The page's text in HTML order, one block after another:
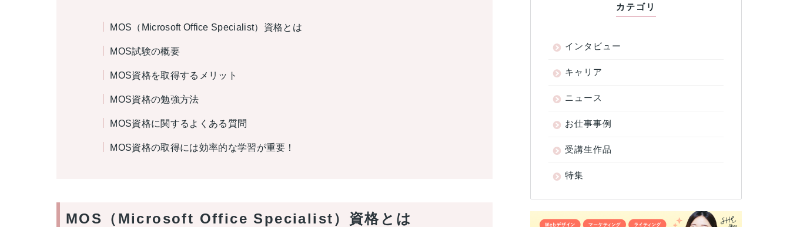
MOS（Microsoft Office Specialist）資格とは
MOS試験の概要
MOS資格を取得するメリット
MOS資格の勉強方法
MOS資格に関するよくある質問
MOS資格の取得には効率的な学習が重要！
MOS（Microsoft Office Specialist）資格とは
カテゴリ
インタビュー
キャリア
ニュース
お仕事事例
受講生作品
特集